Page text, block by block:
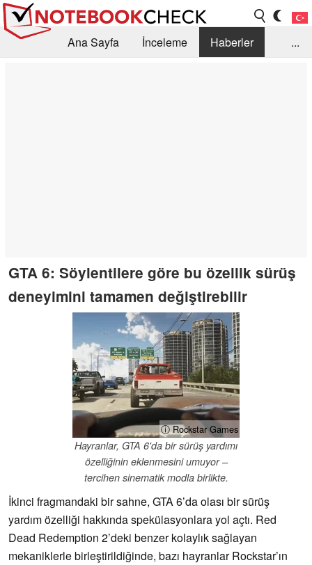
Ana Sayfa İnceleme
Haberler
...
GTA 6: Söylentilere göre bu özellik sürüş
deneyimini tamamen değiştirebilir
ⓘ Rockstar Games
Hayranlar, GTA 6'da bir sürüş yardımı
özelliğinin eklenmesini umuyor –
tercihen sinematik modla birlikte.
İkinci fragmandaki bir sahne, GTA 6’da olası bir sürüş
yardım özelliği hakkında spekülasyonlara yol açtı. Red
Dead Redemption 2’deki benzer kolaylık sağlayan
mekaniklerle birleştirildiğinde, bazı hayranlar Rockstar’ın